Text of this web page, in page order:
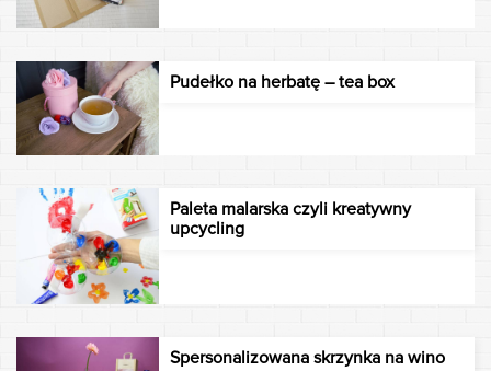
Pudełko na herbatę – tea box
Paleta malarska czyli kreatywny
upcycling
Spersonalizowana skrzynka na wino